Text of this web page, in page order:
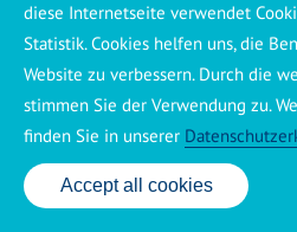
Rohrreinigung Laubenheim
Büdesheim (Bingen am Rhein),
Dorsheim
Weiler ,
Rhein),Bingen am Rhein
24 Std. Service: ✆
Accept all cookies
diese Internetseite verwendet
Statistik. Cookies helfen uns, die
Website zu verbessern. Durch die
stimmen Sie der Verwendung zu.
finden Sie in unserer